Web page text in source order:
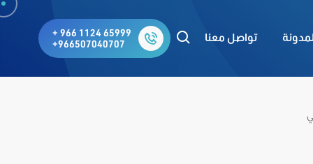
تواصل معنا
+ 966 1124 65999
+966507040707